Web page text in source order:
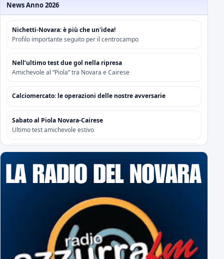
News Anno 2026
Nichetti-Novara: è più che un'idea!
Profilo importante seguito per il centrocampo
Nell’ultimo test due gol nella ripresa
Amichevole al “Piola” tra Novara e Cairese
Calciomercato: le operazioni delle nostre avversarie
Sabato al Piola Novara-Cairese
Ultimo test amichevole estivo
Amichevoli Estive '26/'27: i tabellini
I numeri degli impegni pre-season
Amichevole al “Sannazzari” di Chiavari tra Entella e Novara
Risoluzione contrattuale con Attanasio e Camolese
Risoluzione contrattuale con Alberti